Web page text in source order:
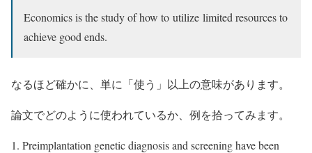
Economics is the study of how to utilize limited resources to
achieve good ends.
なるほど確かに、単に「使う」以上の意味があります。
論文でどのように使われているか、例を拾ってみます。
Preimplantation genetic diagnosis and screening have been